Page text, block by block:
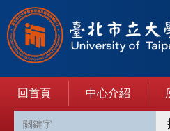
跳
到
主
要
內
區
回首頁 中心介紹